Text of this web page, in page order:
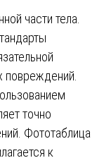
части тела.
повреждений.
точно
Фототаблица
к